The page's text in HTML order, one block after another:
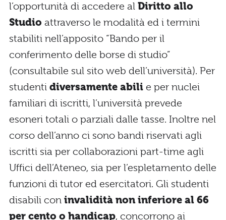
l’opportunità di accedere al Diritto allo
Studio attraverso le modalità ed i termini
stabiliti nell’apposito “Bando per il
conferimento delle borse di studio”
(consultabile sul sito web dell’università). Per
studenti diversamente abili e per nuclei
familiari di iscritti, l’università prevede
esoneri totali o parziali dalle tasse. Inoltre nel
corso dell’anno ci sono bandi riservati agli
iscritti sia per collaborazioni part-time agli
Uffici dell’Ateneo, sia per l’espletamento delle
funzioni di tutor ed esercitatori. Gli studenti
disabili con invalidità non inferiore al 66
per cento o handicap, concorrono ai